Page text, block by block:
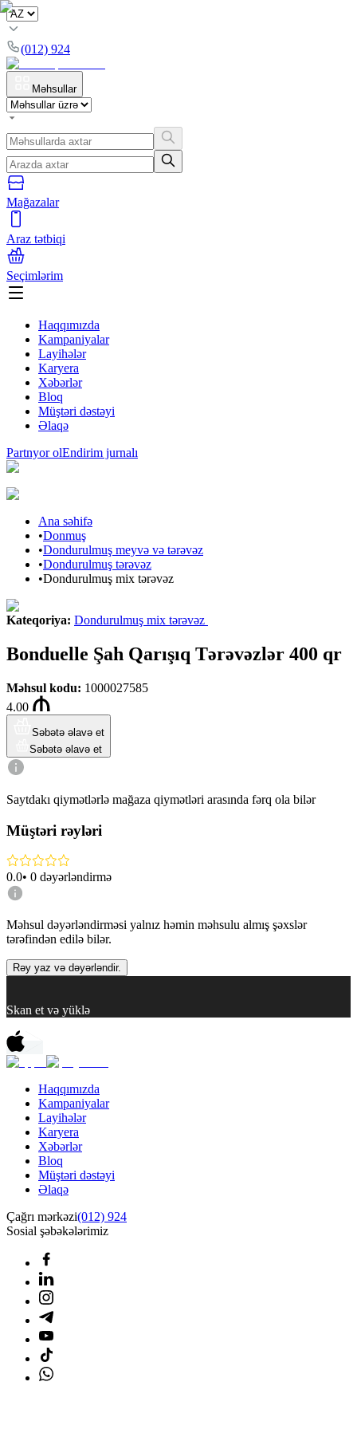
(012) 924
Məhsullar
Mağazalar
Araz tətbiqi
Seçimlərim
Haqqımızda
Kampaniyalar
Layihələr
Karyera
Xəbərlər
Bloq
Müştəri dəstəyi
Əlaqə
Partnyor olEndirim jurnalı
Ana səhifə
•Donmuş
•Dondurulmuş meyvə və tərəvəz
•Dondurulmuş tərəvəz
•Dondurulmuş mix tərəvəz
Kateqoriya: Dondurulmuş mix tərəvəz
Bonduelle Şah Qarışıq Tərəvəzlər 400 qr
Məhsul kodu: 1000027585
4.00
Səbətə əlavə et
Səbətə əlavə et
Saytdakı qiymətlərlə mağaza qiymətləri arasında fərq ola bilər
Müştəri rəyləri
0.0• 0 dəyərləndirmə
Məhsul dəyərləndirməsi yalnız həmin məhsulu almış şəxslər
tərəfindən edilə bilər.
Rəy yaz və dəyərləndir.
Skan et və yüklə
Haqqımızda
Kampaniyalar
Layihələr
Karyera
Xəbərlər
Bloq
Müştəri dəstəyi
Əlaqə
Çağrı mərkəzi(012) 924
Sosial şəbəkələrimiz